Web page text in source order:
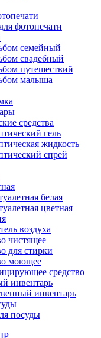
фотопечати
семейный
свадебный
путешествий
малыша
средства
гель
жидкость
спрей
белая
цветная
воздуха
чистящее
для стирки
моющее
средство
инвентарь
инвентарь
посуды